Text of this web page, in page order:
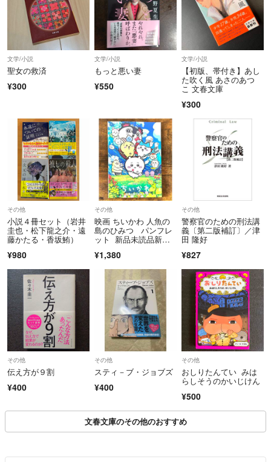
文学/小説
聖女の救済
¥300
文学/小説
もっと悪い妻
¥550
文学/小説
【初版、帯付き】あし
た吹く風 あさのあつ
こ 文春文庫
¥300
その他
小説４冊セット（岩井
圭也・松下龍之介・遠
藤かたる・香坂鮪）
¥980
その他
映画 ちいかわ 人魚の
島のひみつ パンフレ
ット 新品未読品新品
¥1,380
その他
警察官のための刑法講
義〔第二版補訂〕／津
田 隆好
¥827
その他
伝え方が９割
¥400
その他
スティ－ブ・ジョブズ
¥400
その他
おしりたんてい みは
らしそうのかいじけん
¥500
文春文庫のその他のおすすめ